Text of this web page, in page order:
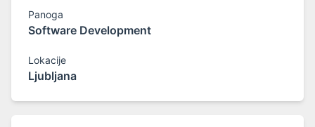
Panoga
Software Development
Lokacije
Ljubljana